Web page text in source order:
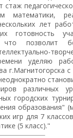
стаж
математики,
лет
готовность
что позволит
уделяю
с
различных
городских
образования"
игр для 7
(5 класс)."